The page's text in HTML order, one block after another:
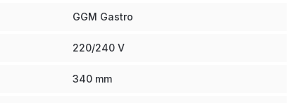
GGM Gastro
220/240 V
340 mm